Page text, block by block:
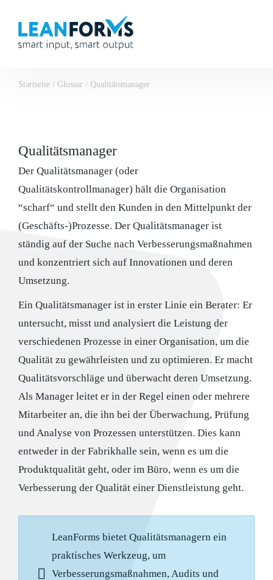
Startseite / Glossar / Qualitätsmanager
Qualitätsmanager
Der Qualitätsmanager (oder
Qualitätskontrollmanager) hält die Organisation
“scharf“ und stellt den Kunden in den Mittelpunkt der
(Geschäfts-)Prozesse. Der Qualitätsmanager ist
ständig auf der Suche nach Verbesserungsmaßnahmen
und konzentriert sich auf Innovationen und deren
Umsetzung.
Ein Qualitätsmanager ist in erster Linie ein Berater: Er
untersucht, misst und analysiert die Leistung der
verschiedenen Prozesse in einer Organisation, um die
Qualität zu gewährleisten und zu optimieren. Er macht
Qualitätsvorschläge und überwacht deren Umsetzung.
Als Manager leitet er in der Regel einen oder mehrere
Mitarbeiter an, die ihn bei der Überwachung, Prüfung
und Analyse von Prozessen unterstützen. Dies kann
entweder in der Fabrikhalle sein, wenn es um die
Produktqualität geht, oder im Büro, wenn es um die
Verbesserung der Qualität einer Dienstleistung geht.
LeanForms bietet Qualitätsmanagern ein
praktisches Werkzeug, um
Verbesserungsmaßnahmen, Audits und